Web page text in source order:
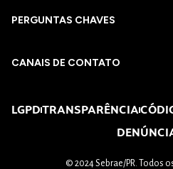
PERGUNTAS CHAVES​
CANAIS DE CONTATO
LGPDTRANSPARÊNCIA
© 2024 Sebrae/PR. Todos